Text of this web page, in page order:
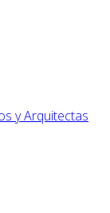
y Arquitectas